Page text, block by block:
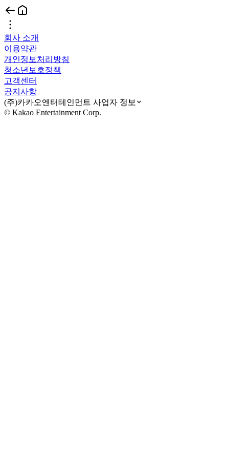
회사 소개
이용약관
개인정보처리방침
청소년보호정책
고객센터
공지사항
(주)카카오엔터테인먼트 사업자 정보
© Kakao Entertainment Corp.